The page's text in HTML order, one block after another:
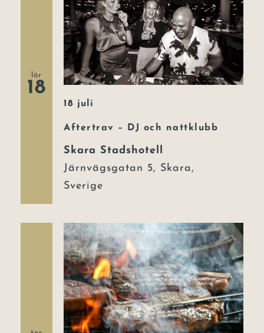
lör
18
Aftertrav – DJ och nattklubb
18 juli
Skara Stadshotell
Järnvägsgatan 5, Skara,
Sverige